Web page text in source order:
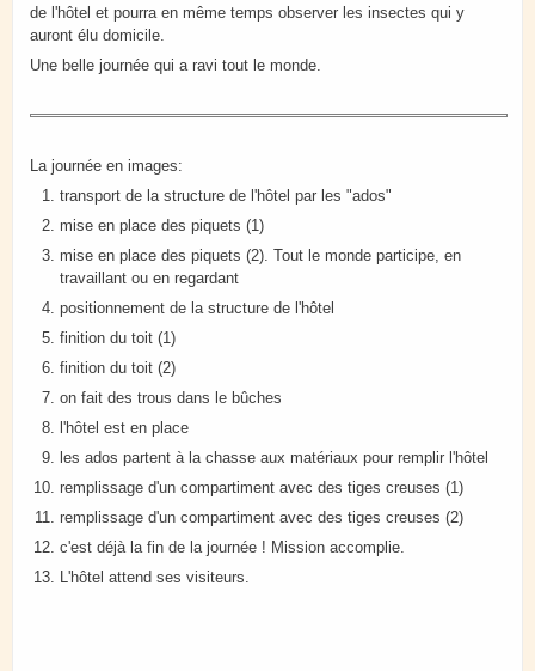
de l'hôtel et pourra en même temps observer les insectes qui y
auront élu domicile.
Une belle journée qui a ravi tout le monde.
La journée en images:
transport de la structure de l'hôtel par les "ados"
mise en place des piquets (1)
mise en place des piquets (2). Tout le monde participe, en
travaillant ou en regardant
positionnement de la structure de l'hôtel
finition du toit (1)
finition du toit (2)
on fait des trous dans le bûches
l'hôtel est en place
les ados partent à la chasse aux matériaux pour remplir l'hôtel
remplissage d'un compartiment avec des tiges creuses (1)
remplissage d'un compartiment avec des tiges creuses (2)
c'est déjà la fin de la journée ! Mission accomplie.
L'hôtel attend ses visiteurs.